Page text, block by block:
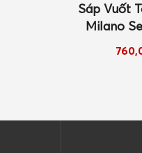
Gôm Xịt
Milano
Style &
Hairspray
810,000₫